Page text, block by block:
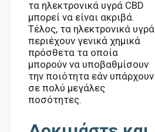
τα ηλεκτρονικά υγρά CBD
μπορεί να είναι ακριβά.
Τέλος, τα ηλεκτρονικά υγρά
περιέχουν γενικά χημικά
πρόσθετα τα οποία
μπορούν να υποβαθμίσουν
την ποιότητα εάν υπάρχουν
σε πολύ μεγάλες
ποσότητες.